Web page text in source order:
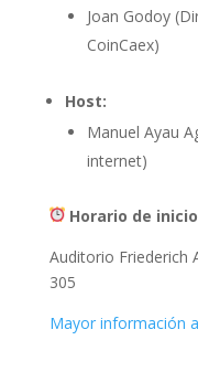
Joan Godoy
CoinCaex)
Host:
Manuel Ayau
internet)
Horario de
Auditorio Friederich
305
Mayor información